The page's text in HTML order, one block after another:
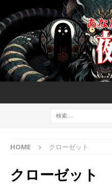
HOME クローゼット
クローゼット